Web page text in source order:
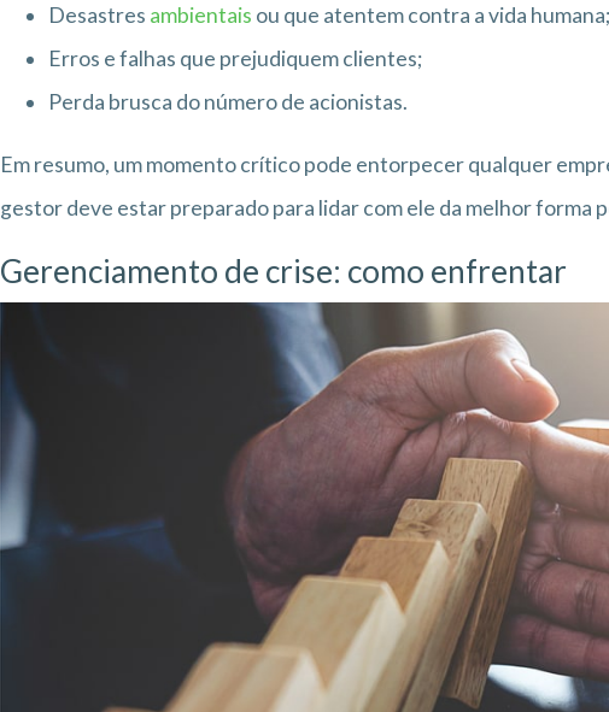
Desastres ambientais ou que atentem contra a vida humana;
Erros e falhas que prejudiquem clientes;
Perda brusca do número de acionistas.
Em resumo, um momento crítico pode entorpecer qualquer
gestor deve estar preparado para lidar com ele da melhor forma
Gerenciamento de crise: como enfrentar